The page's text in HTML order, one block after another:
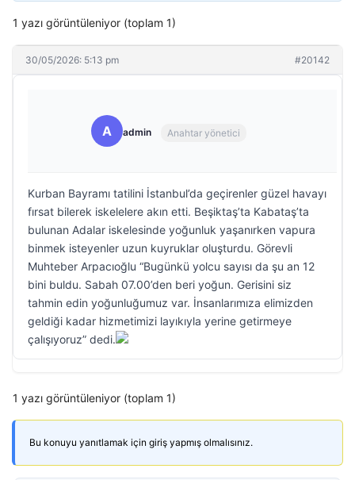
1 yazı görüntüleniyor (toplam 1)
30/05/2026: 5:13 pm #20142
A admin Anahtar yönetici
Kurban Bayramı tatilini İstanbul’da geçirenler güzel havayı
fırsat bilerek iskelelere akın etti. Beşiktaş’ta Kabataş’ta
bulunan Adalar iskelesinde yoğunluk yaşanırken vapura
binmek isteyenler uzun kuyruklar oluşturdu. Görevli
Muhteber Arpacıoğlu “Bugünkü yolcu sayısı da şu an 12
bini buldu. Sabah 07.00’den beri yoğun. Gerisini siz
tahmin edin yoğunluğumuz var. İnsanlarımıza elimizden
geldiği kadar hizmetimizi layıkıyla yerine getirmeye
çalışıyoruz” dedi.
1 yazı görüntüleniyor (toplam 1)
Bu konuyu yanıtlamak için giriş yapmış olmalısınız.